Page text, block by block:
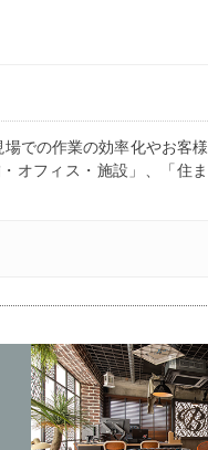
での作業の効率化やお客様
オフィス・施設」、「住ま